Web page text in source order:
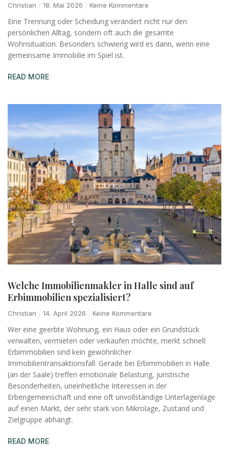
Christian 18. Mai 2026 Keine Kommentare
Eine Trennung oder Scheidung verändert nicht nur den
persönlichen Alltag, sondern oft auch die gesamte
Wohnsituation. Besonders schwierig wird es dann, wenn eine
gemeinsame Immobilie im Spiel ist.
READ MORE
Welche Immobilienmakler in Halle sind auf
Erbimmobilien spezialisiert?
Christian 14. April 2026 Keine Kommentare
Wer eine geerbte Wohnung, ein Haus oder ein Grundstück
verwalten, vermieten oder verkaufen möchte, merkt schnell:
Erbimmobilien sind kein gewöhnlicher
Immobilientransaktionsfall. Gerade bei Erbimmobilien in Halle
(an der Saale) treffen emotionale Belastung, juristische
Besonderheiten, uneinheitliche Interessen in der
Erbengemeinschaft und eine oft unvollständige Unterlagenlage
auf einen Markt, der sehr stark von Mikrolage, Zustand und
Zielgruppe abhängt.
READ MORE